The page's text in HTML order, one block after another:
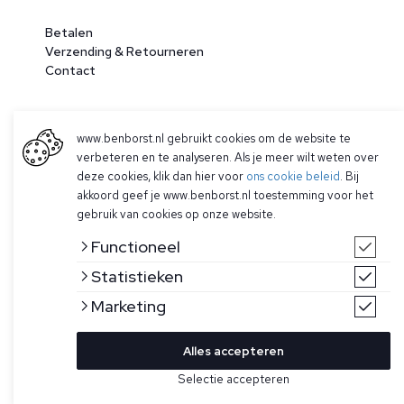
Betalen
Verzending & Retourneren
Contact
|Algemene voorwaarden
www.benborst.nl gebruikt cookies om de website te
verbeteren en te analyseren. Als je meer wilt weten over
deze cookies, klik dan hier voor ons cookie beleid. Bij
akkoord geef je www.benborst.nl toestemming voor het
gebruik van cookies op onze website.
Functioneel
Statistieken
Marketing
Selectie accepteren
Alles accepteren